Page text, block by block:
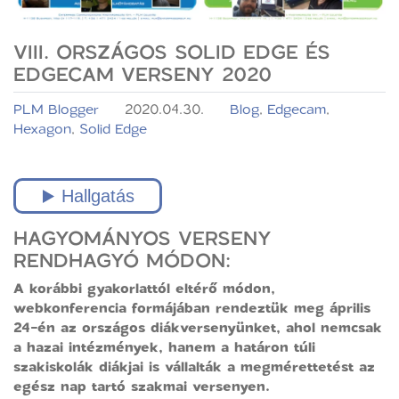
VIII. ORSZÁGOS SOLID EDGE ÉS
EDGECAM VERSENY 2020
PLM Blogger 2020.04.30. Blog, Edgecam,
Hexagon, Solid Edge
HAGYOMÁNYOS VERSENY
RENDHAGYÓ MÓDON:
A korábbi gyakorlattól eltérő módon,
webkonferencia formájában rendeztük meg április
24-én az országos diákversenyünket, ahol nemcsak
a hazai intézmények, hanem a határon túli
szakiskolák diákjai is vállalták a megmérettetést az
egész nap tartó szakmai versenyen.